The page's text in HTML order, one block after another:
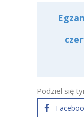
Podziel się